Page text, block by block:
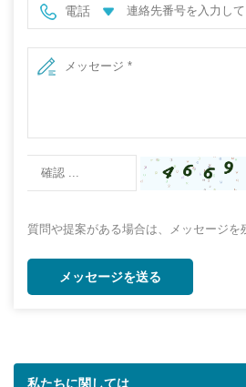
電話
質問や提案がある場合は、メッセージを
メッセージを送る
私たちに関しては